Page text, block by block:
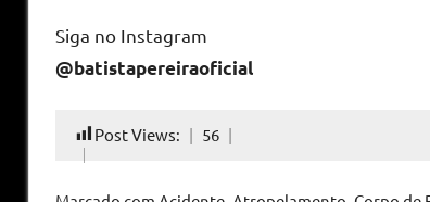
Siga no Instagram
@batistapereiraoficial
Post Views: 56